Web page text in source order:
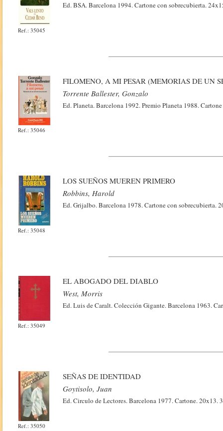
Ref.: 35045
Ed. BSA. Barcelona 1994. Cartone con sobrecubierta.
Ref.: 35046
FILOMENO, A MI PESAR (MEMORIAS DE UN
Torrente Ballester, Gonzalo
Ed. Planeta. Barcelona 1992. Premio Planeta 1988.
Ref.: 35048
LOS SUEÑOS MUEREN PRIMERO
Robbins, Harold
Ed. Grijalbo. Barcelona 1978. Cartone con sobrecubierta.
Ref.: 35049
EL ABOGADO DEL DIABLO
West, Morris
Ed. Luis de Caralt. Colección Gigante. Barcelona 1963.
Ref.: 35050
SEÑAS DE IDENTIDAD
Goytisolo, Juan
Ed. Circulo de Lectores. Barcelona 1977. Cartone. 20x13.